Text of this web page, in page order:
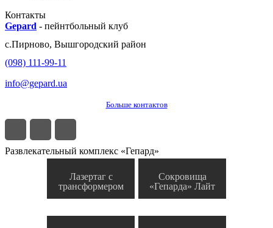
Контакты
Gepard - пейнтбольный клуб
с.Пирново, Вышгородский район
(098) 111-99-11
info@gepard.ua
Больше контактов
Развлекательный комплекс «Гепард»
Лазертаг с
трансформером
Сокровища
«Гепарда» Лайт